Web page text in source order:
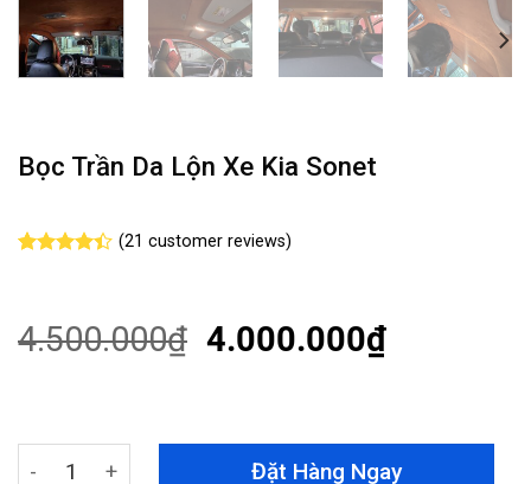
Bọc Trần Da Lộn Xe Kia Sonet
based on
customer
(21 customer reviews)
4.500.000₫ 4.000.000₫
Bọc Trần Da Lộn Xe Kia Sonet quantity
Đặt Hàng Ngay